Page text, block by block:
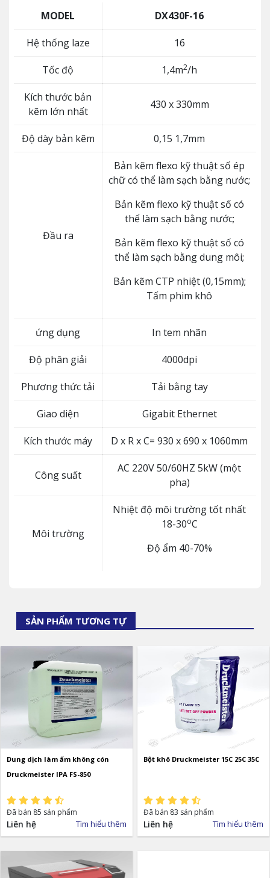
MODEL DX430F-16
Hệ thống laze 16
Tốc độ 1,4m2/h
Kích thước bản
kẽm lớn nhất
430 x 330mm
Độ dày bản kẽm 0,15 1,7mm
Đầu ra
Bản kẽm flexo kỹ thuật số ép
chữ có thể làm sạch bằng nước;
Bản kẽm flexo kỹ thuật số có
thể làm sạch bằng nước;
Bản kẽm flexo kỹ thuật số có
thể làm sạch bằng dung môi;
Bản kẽm CTP nhiệt (0,15mm);
Tấm phim khô
ứng dụng In tem nhãn
Độ phân giải 4000dpi
Phương thức tải Tải bằng tay
Giao diện Gigabit Ethernet
Kích thước máy D x R x C= 930 x 690 x 1060mm
Công suất
AC 220V 50/60HZ 5kW (một
pha)
Môi trường
Nhiệt độ môi trường tốt nhất
18-30oC
Độ ẩm 40-70%
SẢN PHẨM TƯƠNG TỰ
Dung dịch làm ẩm không cón
Druckmeister IPA FS-850
Đã bán 85 sản phẩm
Liên hệ Tìm hiểu thêm
Bột khô Druckmeister 15C 25C 35C
Đã bán 83 sản phẩm
Liên hệ Tìm hiểu thêm